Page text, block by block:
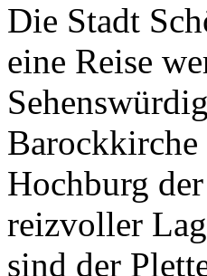
Die Stadt
eine Reise
Barockkirche
Hochburg
reizvoller
sind der